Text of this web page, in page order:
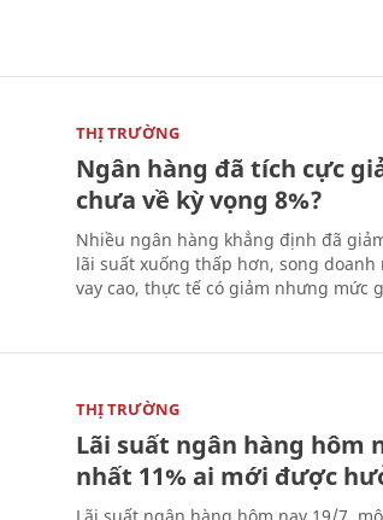
THỊ TRƯỜNG
Ngân hàng đã tích cực
chưa về kỳ vọng 8%?
Nhiều ngân hàng khẳng định đã
lãi suất xuống thấp hơn, song
vay cao, thực tế có giảm nhưng mức
THỊ TRƯỜNG
Lãi suất ngân hàng hôm
nhất 11% ai mới được